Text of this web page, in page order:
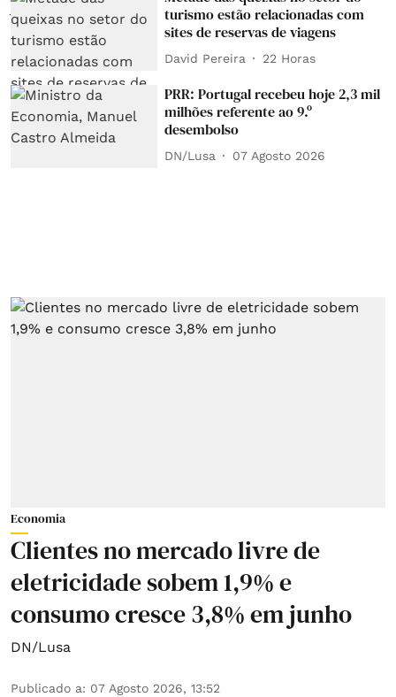
turismo estão relacionadas com
sites de reservas de viagens
David Pereira 22 Horas
PRR: Portugal recebeu hoje 2,3 mil
milhões referente ao 9.º
desembolso
DN/Lusa 07 Agosto 2026
Economia
Clientes no mercado livre de
eletricidade sobem 1,9% e
consumo cresce 3,8% em junho
DN/Lusa
Publicado a: 07 Agosto 2026, 13:52